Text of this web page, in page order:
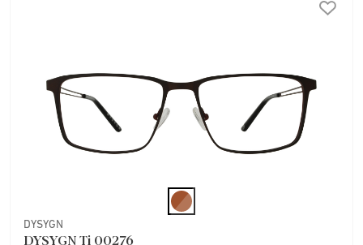
DYSYGN
DYSYGN Ti 00276